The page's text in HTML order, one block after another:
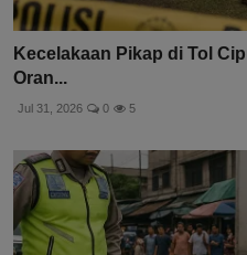
Kecelakaan Pikap di Tol
Oran...
Jul 31, 2026 0 5